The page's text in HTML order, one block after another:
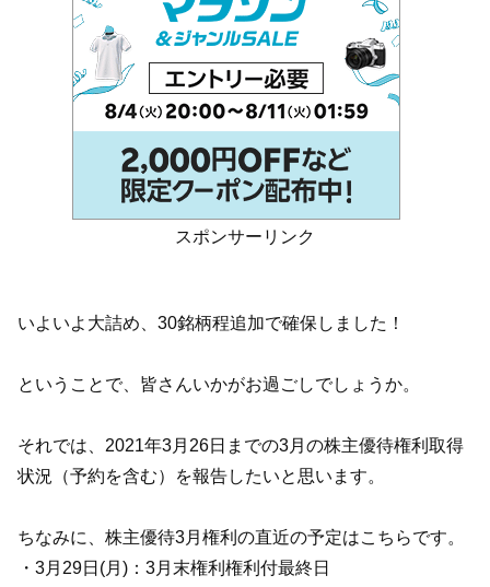
スポンサーリンク
いよいよ大詰め、30銘柄程追加で確保しました！
ということで、皆さんいかがお過ごしでしょうか。
それでは、2021年3月26日までの3月の株主優待権利取得
状況（予約を含む）を報告したいと思います。
ちなみに、株主優待3月権利の直近の予定はこちらです。
・3月29日(月)：3月末権利権利付最終日